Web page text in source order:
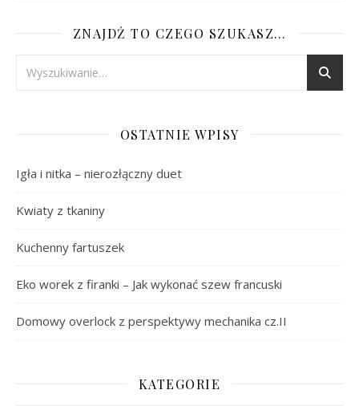
ZNAJDŹ TO CZEGO SZUKASZ…
OSTATNIE WPISY
Igła i nitka – nierozłączny duet
Kwiaty z tkaniny
Kuchenny fartuszek
Eko worek z firanki – Jak wykonać szew francuski
Domowy overlock z perspektywy mechanika cz.II
KATEGORIE